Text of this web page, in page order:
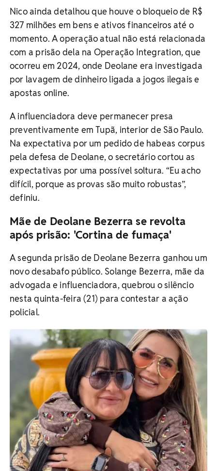
Nico ainda detalhou que houve o bloqueio de R$
327 milhões em bens e ativos financeiros até o
momento. A operação atual não está relacionada
com a prisão dela na Operação Integration, que
ocorreu em 2024, onde Deolane era investigada
por lavagem de dinheiro ligada a jogos ilegais e
apostas online.
A influenciadora deve permanecer presa
preventivamente em Tupã, interior de São Paulo.
Na expectativa por um pedido de habeas corpus
pela defesa de Deolane, o secretário cortou as
expectativas por uma possível soltura. “Eu acho
difícil, porque as provas são muito robustas”,
definiu.
Mãe de Deolane Bezerra se revolta
após prisão: 'Cortina de fumaça'
A segunda prisão de Deolane Bezerra ganhou um
novo desabafo público. Solange Bezerra, mãe da
advogada e influenciadora, quebrou o silêncio
nesta quinta-feira (21) para contestar a ação
policial.